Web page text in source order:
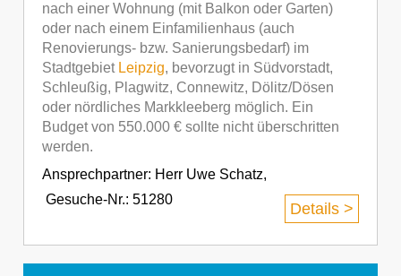
nach einer Wohnung (mit Balkon oder Garten)
oder nach einem Einfamilienhaus (auch
Renovierungs- bzw. Sanierungsbedarf) im
Stadtgebiet Leipzig, bevorzugt in Südvorstadt,
Schleußig, Plagwitz, Connewitz, Dölitz/Dösen
oder nördliches Markkleeberg möglich. Ein
Budget von 550.000 € sollte nicht überschritten
werden.
Ansprechpartner: Herr Uwe Schatz,
Gesuche-Nr.: 51280
Details >